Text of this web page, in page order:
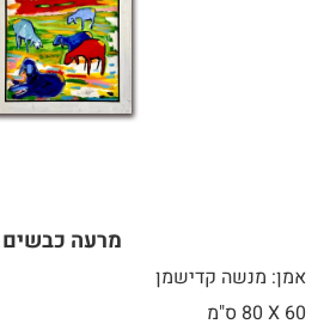
מרעה כבשים
אמן: מנשה קדישמן
60 X